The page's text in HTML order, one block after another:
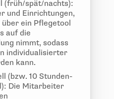
(früh/spät/nachts):
und Einrichtungen,
über ein Pflegetool
auf die
nimmt, sodass
individualisierter
kann.
(bzw. 10 Stunden-
Die Mitarbeiter